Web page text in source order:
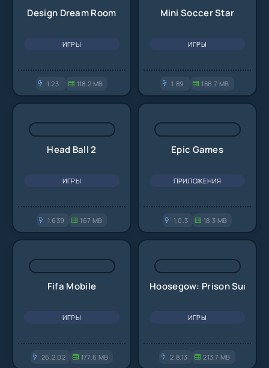
Design Dream Room
ИГРЫ
1.23 118.2 MB
Mini Soccer Star
ИГРЫ
1.89 186.7 MB
Head Ball 2
ИГРЫ
1.639 167 MB
Epic Games
ПРИЛОЖЕНИЯ
1.0.3 18.3 MB
Fifa Mobile
ИГРЫ
26.2.02 177.6 MB
Hoosegow: Prison Survival
ИГРЫ
2.8.13 213.7 MB